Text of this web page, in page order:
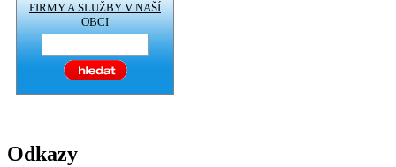
FIRMY A SLUŽBY V NAŠÍ
OBCI
Odkazy